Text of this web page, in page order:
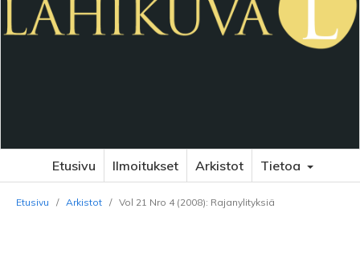
Etusivu Ilmoitukset Arkistot Tietoa
Etusivu / Arkistot / Vol 21 Nro 4 (2008): Rajanylityksiä